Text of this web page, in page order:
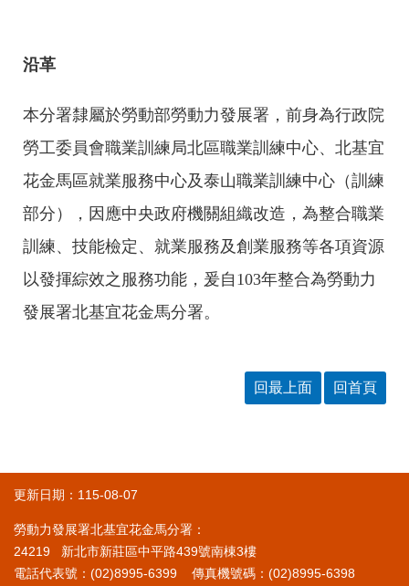
訊
沿革
本分署隸屬於勞動部勞動力發展署，前身為行政院
勞工委員會職業訓練局北區職業訓練中心、北基宜
花金馬區就業服務中心及泰山職業訓練中心（訓練
部分），因應中央政府機關組織改造，為整合職業
訓練、技能檢定、就業服務及創業服務等各項資源
以發揮綜效之服務功能，爰自 103年整合為勞動力
發展署北基宜花金馬分署。
回最上面 回首頁
更新日期：115-08-07
勞動力發展署北基宜花金馬分署：
24219 新北市新莊區中平路439號南棟3樓
電話代表號：(02)8995-6399 傳真機號碼：(02)8995-6398